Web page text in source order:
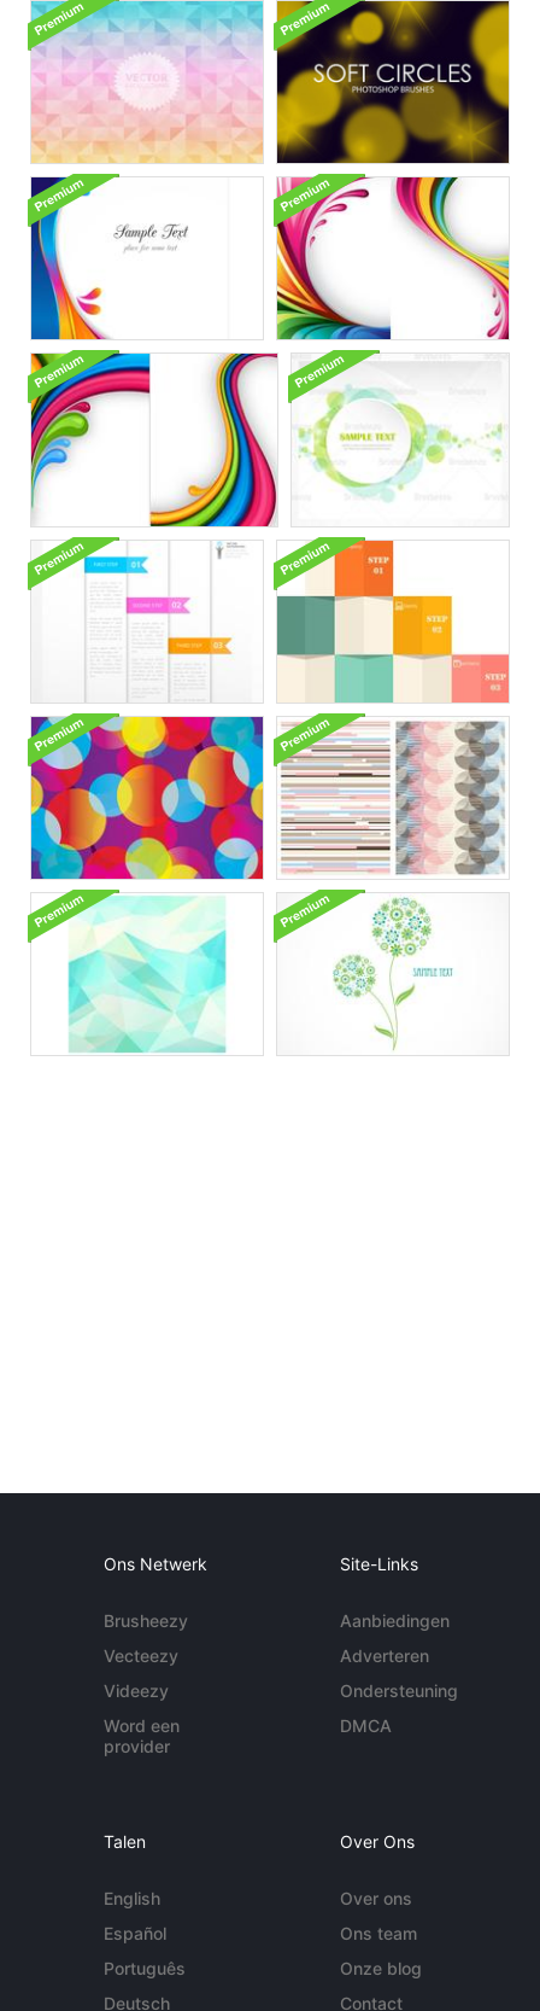
Ons Netwerk
Brusheezy
Vecteezy
Videezy
Word een
provider
Site-Links
Aanbiedingen
Adverteren
Ondersteuning
DMCA
Talen
English
Español
Português
Deutsch
Over Ons
Over ons
Ons team
Onze blog
Contact